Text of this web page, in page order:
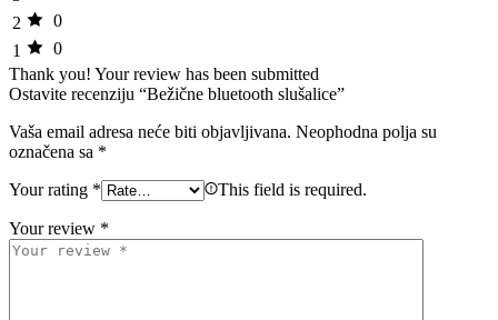
2
0
1
0
Thank you! Your review has been submitted
Ostavite recenziju “Bežične bluetooth slušalice”
Vaša email adresa neće biti objavljivana. Neophodna polja su
označena sa *
Your rating * This field is required.
Your review *